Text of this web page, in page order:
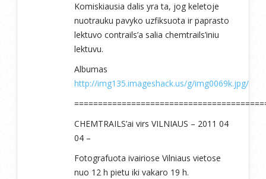
Komiskiausia dalis yra ta, jog keletoje
nuotrauku pavyko uzfiksuota ir paprasto
lektuvo contrails’a salia chemtrails’iniu
lektuvu.
Albumas
http://img135.imageshack.us/g/img0069k.jpg/
CHEMTRAILS’ai virs VILNIAUS – 2011 04
04 –
Fotografuota ivairiose Vilniaus vietose
nuo 12 h pietu iki vakaro 19 h.